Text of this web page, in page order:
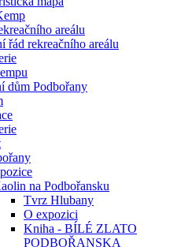
areálu
řád rekreačního areálu
dům Podbořany
na Podbořansku
Tvrz Hlubany
O expozici
Kniha - BÍLÉ ZLATO
PODBOŘANSKA